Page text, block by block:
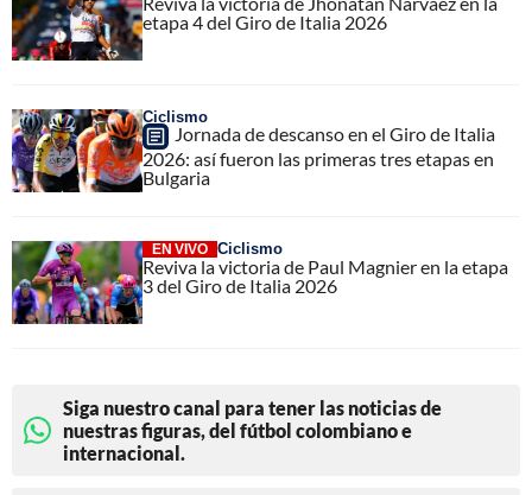
etapa 4 del Giro de Italia 2026
Ciclismo
Jornada de descanso en el Giro de Italia
2026: así fueron las primeras tres etapas en
Bulgaria
EN VIVO Ciclismo
Reviva la victoria de Paul Magnier en la etapa
3 del Giro de Italia 2026
Siga nuestro canal para tener las noticias de
nuestras figuras, del fútbol colombiano e
internacional.